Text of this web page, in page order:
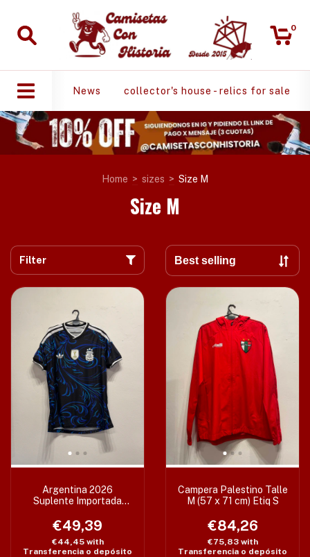
0
News collector's house - relics for sale
Home > sizes > Size M
Size M
Filter
Argentina 2026
Suplente Importada
€49,39
€44,45 with
Transferencia o depósito
Campera Palestino Talle
M (57 x 71 cm) Etiq S
€84,26
€75,83 with
Transferencia o depósito